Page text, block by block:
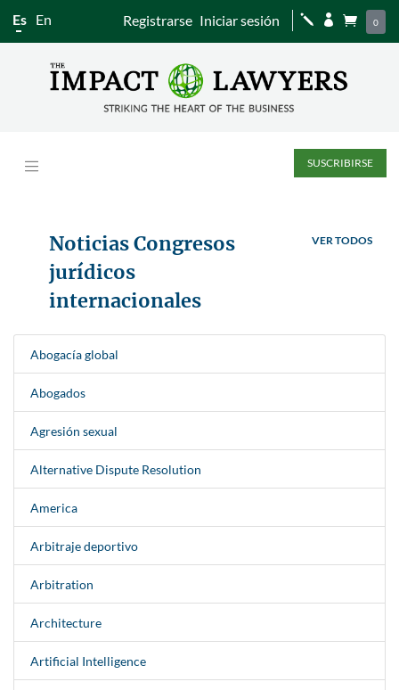
Es En Registrarse Iniciar sesión j   0
SUSCRIBIRSE
Noticias Congresos
jurídicos
internacionales
VER TODOS
Abogacía global
Abogados
Agresión sexual
Alternative Dispute Resolution
America
Arbitraje deportivo
Arbitration
Architecture
Artificial Intelligence